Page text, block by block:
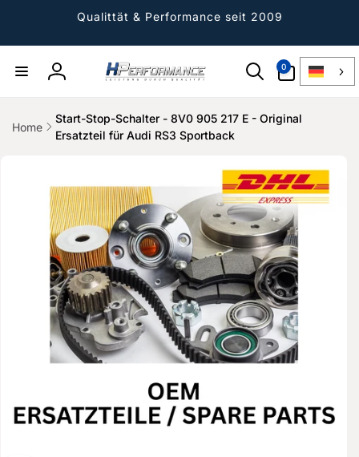
Qualittät & Performance seit 2009
Einloggen
0
Artikel
Home
Start-Stop-Schalter - 8V0 905 217 E - Original
Ersatzteil für Audi RS3 Sportback